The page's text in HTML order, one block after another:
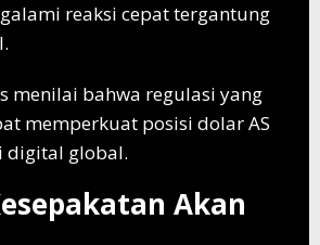
reaksi cepat tergantung
menilai bahwa regulasi yang
memperkuat posisi dolar AS
digital global.
Akan